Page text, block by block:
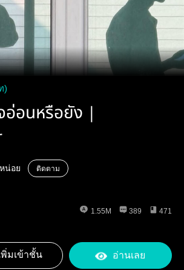
)
อ่อนหรือยัง |
น่อย ติดตาม
1.55M 389 471
พิ่มเข้าชั้น อ่านเลย